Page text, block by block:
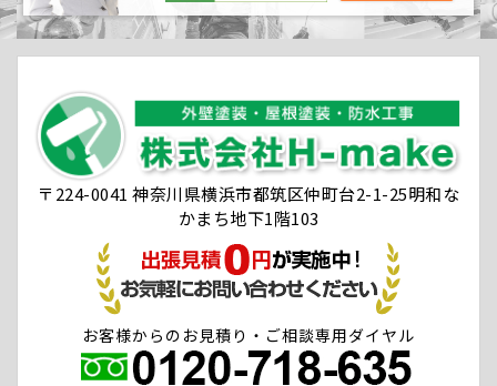
〒224-0041 神奈川県横浜市都筑区仲町台2-1-25明和な
かまち地下1階103
お客様からのお見積り・ご相談専用ダイヤル